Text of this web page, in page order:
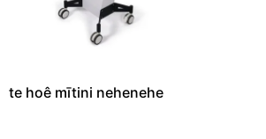
te hoê mītini nehenehe